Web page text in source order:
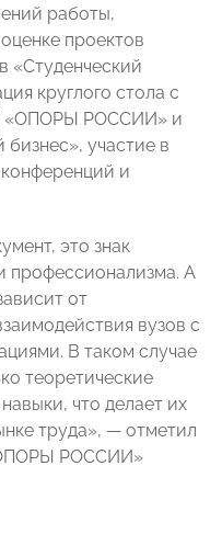
работы,
проектов
«Студенческий
круглого стола с
«ОПОРЫ РОССИИ» и
участие в
и
это знак
профессионализма. А
от
вузов с
В таком случае
теоретические
что делает их
труда», — отметил
РОССИИ»